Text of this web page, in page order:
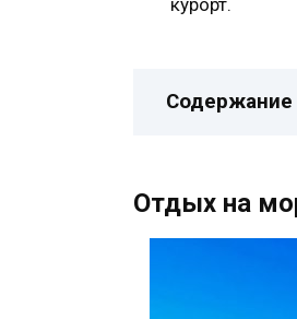
Содержание
Отдых на